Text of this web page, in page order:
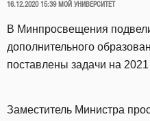
ОПУБЛИКОВАНО
16.12.2020 15:39 МОЙ УНИВЕРСИТЕТ
В Минпросвещения
дополнительного
поставлены задачи на 2021
Заместитель Министра